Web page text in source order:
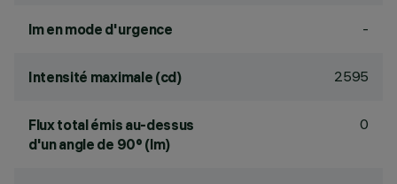
lm en mode d'urgence -
Intensité maximale (cd) 2595
Flux total émis au-dessus
d'un angle de 90° (lm)
0